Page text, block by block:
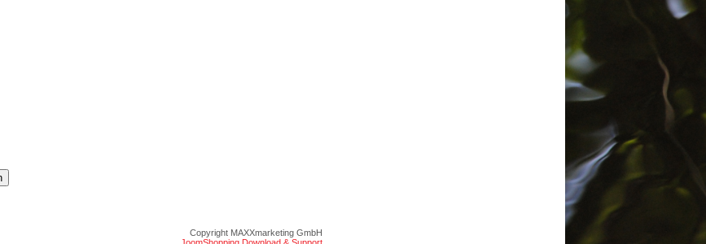
Copyright MAXXmarketing GmbH